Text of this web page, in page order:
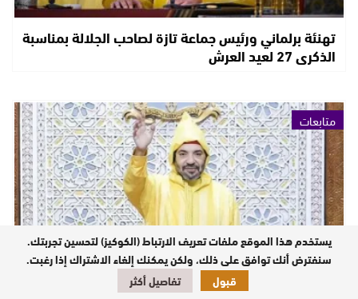
تهنئة برلماني ورئيس جماعة تازة لصاحب الجلالة بمناسبة
الذكرى 27 لعيد العرش
متابعات
يستخدم هذا الموقع ملفات تعريف الارتباط (الكوكيز) لتحسين تجربتك.
سنفترض أنك توافق على ذلك، ولكن يمكنك إلغاء الاشتراك إذا رغبت.
قبول
تفاصيل أكثر